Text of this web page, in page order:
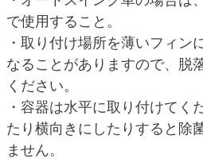
で使用すること。
・取り付け場所を薄いフィン
なることがありますので、脱
ください。
・容器は水平に取り付けてく
たり横向きにしたりすると除
ません。